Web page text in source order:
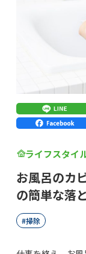
ライフスタイ
お風呂のカ
の簡単な落
掃除